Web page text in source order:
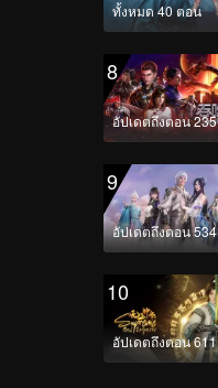
ทั้งหมด 40 ตอน
8
อัปเดตถึงตอน 235
9
อัปเดตถึงตอน 534
10
อัปเดตถึงตอน 611